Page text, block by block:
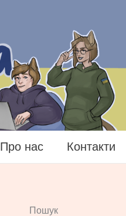
Про нас Контакти
Пошук